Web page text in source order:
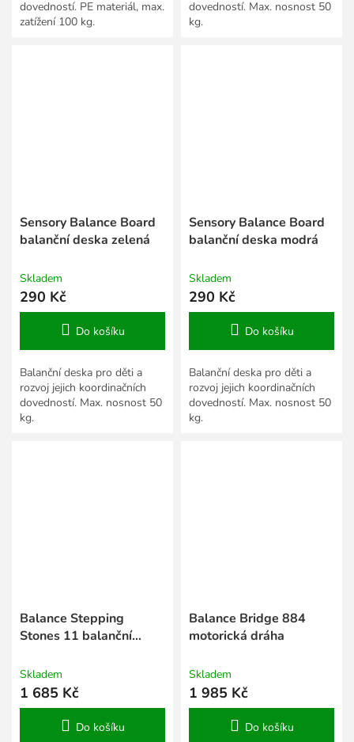
dovedností. PE materiál, max.
zatížení 100 kg.
dovedností. Max. nosnost 50
kg.
Sensory Balance Board
balanční deska zelená
Skladem
290 Kč
Do košíku
Balanční deska pro děti a
rozvoj jejich koordinačních
dovedností. Max. nosnost 50
kg.
Sensory Balance Board
balanční deska modrá
Skladem
290 Kč
Do košíku
Balanční deska pro děti a
rozvoj jejich koordinačních
dovedností. Max. nosnost 50
kg.
Balance Stepping
Stones 11 balanční
Skladem
1 685 Kč
Do košíku
Balance Bridge 884
motorická dráha
Skladem
1 985 Kč
Do košíku